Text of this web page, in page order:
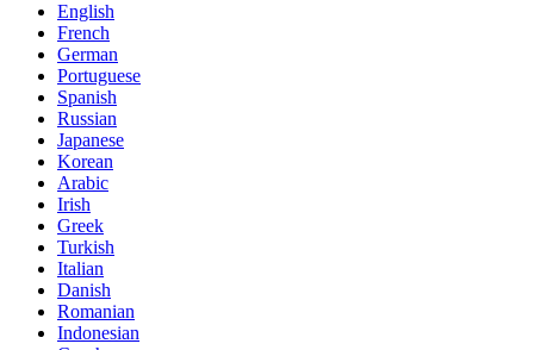
English
French
German
Portuguese
Spanish
Russian
Japanese
Korean
Arabic
Irish
Greek
Turkish
Italian
Danish
Romanian
Indonesian